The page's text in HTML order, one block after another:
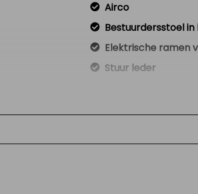
Airco
Bestuurdersstoel
Elektrische ramen
Stuur leder